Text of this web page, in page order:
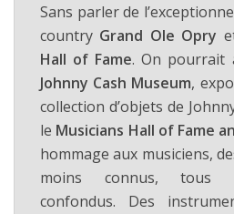
Sans parler de
country Grand Ole Opry
Hall of Fame. On pourrait
Johnny Cash Museum,
collection d’objets de
le Musicians Hall of Fame
hommage aux musiciens,
moins connus, tous
confondus. Des